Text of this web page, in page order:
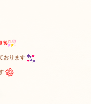
％
おります